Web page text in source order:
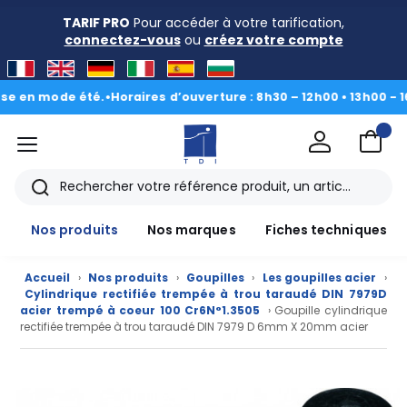
TARIF PRO Pour accéder à votre tarification,
connectez-vousou créez votre compte
été.•Horaires d’ouverture : 8h30 – 12h00 • 13h00 - 16h30|
menu
Rechercher
Nos produits
Nos marques Fiches techniques
Accueil › Nos produits › Goupilles › Les goupilles acier
›
Cylindrique rectifiée trempée à trou taraudé DIN 7979D
acier trempé à coeur 100 Cr6N°1.3505
› Goupille cylindrique
rectifiée trempée à trou taraudé DIN 7979 D 6mm X 20mm acier